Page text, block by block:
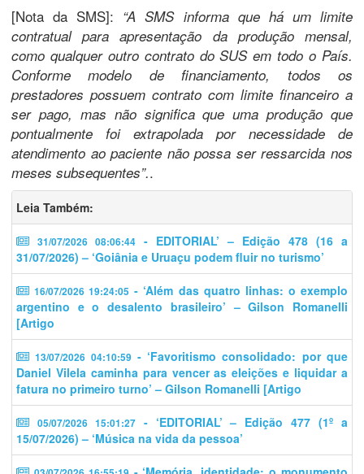
[Nota da SMS]: “A SMS informa que há um limite
contratual para apresentação da produção mensal,
como qualquer outro contrato do SUS em todo o País.
Conforme modelo de financiamento, todos os
prestadores possuem contrato com limite financeiro a
ser pago, mas não significa que uma produção que
pontualmente foi extrapolada por necessidade de
atendimento ao paciente não possa ser ressarcida nos
meses subsequentes”..
Leia Também:
31/07/2026 08:06:44 - EDITORIAL’ – Edição 478 (16 a
31/07/2026) – ‘Goiânia e Uruaçu podem fluir no turismo’
16/07/2026 19:24:05 - ‘Além das quatro linhas: o exemplo
argentino e o desalento brasileiro’ – Gilson Romanelli
[Artigo
13/07/2026 04:10:59 - ‘​​Favoritismo consolidado: por que
Daniel Vilela caminha para vencer as eleições e liquidar a
fatura no primeiro turno’ – Gilson Romanelli [Artigo
05/07/2026 15:01:27- ‘EDITORIAL’ – Edição 477 (1º a
15/07/2026) – ‘Música na vida da pessoa’